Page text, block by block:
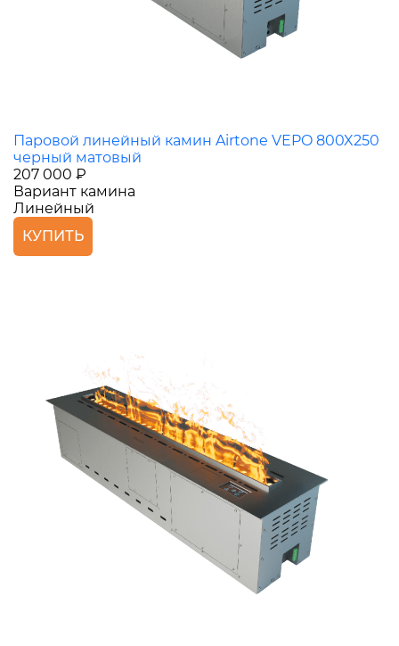
Паровой линейный камин Airtone VEPO 800X250
черный матовый
207 000 ₽
Вариант камина
Линейный
КУПИТЬ